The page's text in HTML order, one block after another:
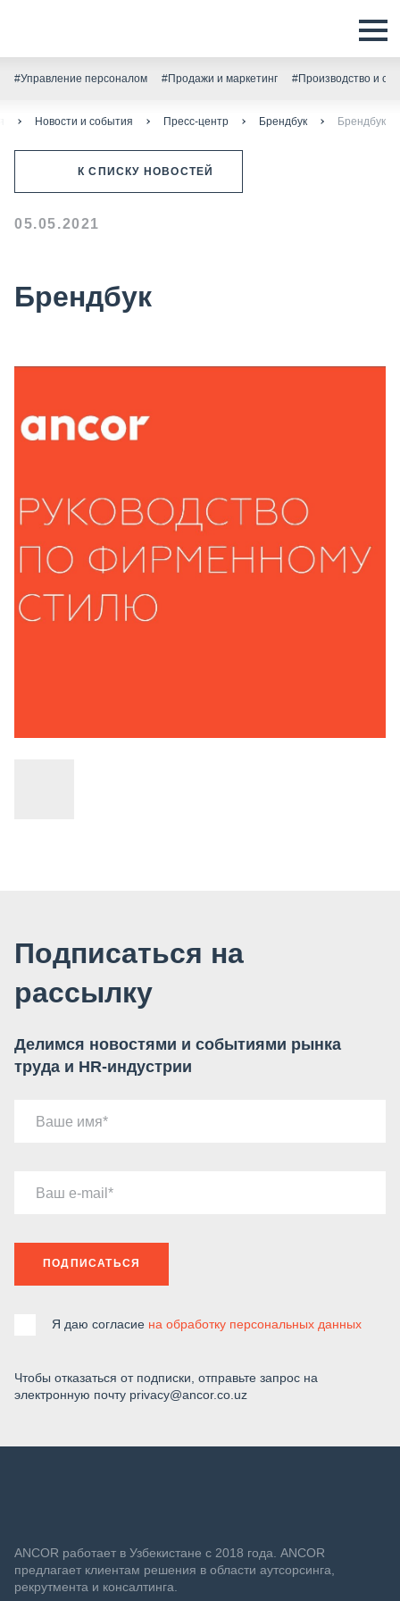
#Управление персоналом #Продажи и маркетинг #Производство и
Новости и события Пресс-центр Брендбук Брендбук
К СПИСКУ НОВОСТЕЙ
05.05.2021
Брендбук
Подписаться на
рассылку
Делимся новостями и событиями рынка
труда и HR-индустрии
Ваше имя
Ваш e-mail
ПОДПИСАТЬСЯ
Я даю согласие на обработку персональных данных
Чтобы отказаться от подписки, отправьте запрос на
электронную почту privacy@ancor.co.uz
ANСOR работает в Узбекистане с 2018 года. ANCOR
предлагает клиентам решения в области аутсорсинга,
рекрутмента и консалтинга.